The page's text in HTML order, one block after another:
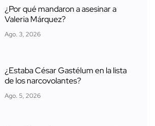
¿Por qué mandaron a asesinar a
Valeria Márquez?
Ago. 3, 2026
¿Estaba César Gastélum en la lista
de los narcovolantes?
Ago. 5, 2026